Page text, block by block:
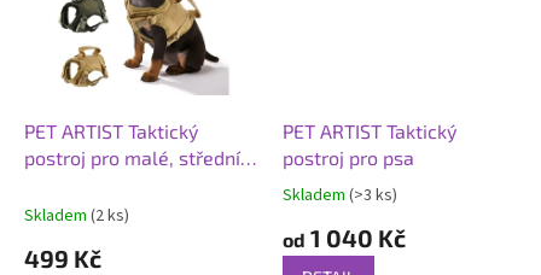
PET ARTIST Taktický
postroj pro malé, střední
Skladem (2 ks)
499 Kč
PET ARTIST Taktický
postroj pro psa
Průměrné
produktu
Skladem (>3 ks)
od 1 040 Kč